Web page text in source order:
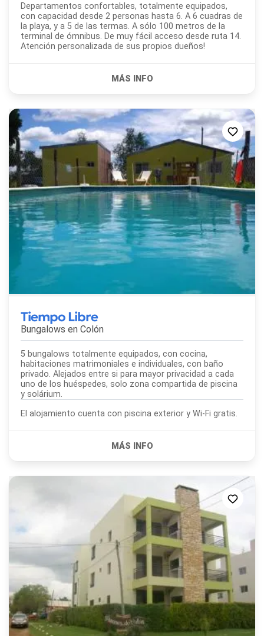
Departamentos confortables, totalmente equipados,
con capacidad desde 2 personas hasta 6. A 6 cuadras de
la playa, y a 5 de las termas. A sólo 100 metros de la
terminal de ómnibus. De muy fácil acceso desde ruta 14.
Atención personalizada de sus propios dueños!
Tiempo Libre
Bungalows en Colón
5 bungalows totalmente equipados, con cocina,
habitaciones matrimoniales e individuales, con baño
privado. Alejados entre si para mayor privacidad a cada
uno de los huéspedes, solo zona compartida de piscina
y solárium.
El alojamiento cuenta con piscina exterior y Wi-Fi gratis.